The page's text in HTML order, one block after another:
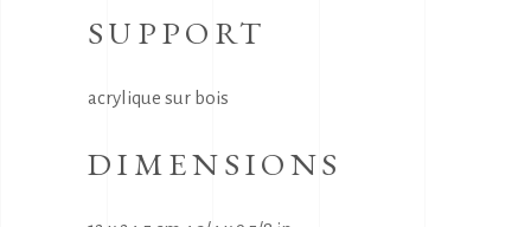
SUPPORT
acrylique sur bois
DIMENSIONS